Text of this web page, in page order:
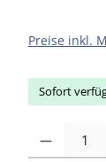
Preise inkl.
Sofort